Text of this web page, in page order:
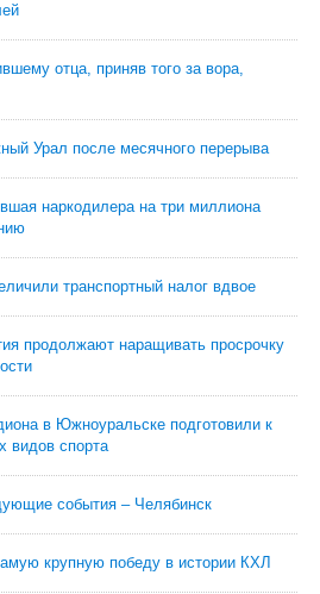
отца, приняв того за вора,
Урал после месячного перерыва
наркодилера на три миллиона
транспортный налог вдвое
продолжают наращивать просрочку
в Южноуральске подготовили к
видов спорта
события – Челябинск
крупную победу в истории КХЛ